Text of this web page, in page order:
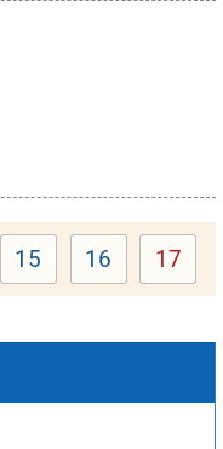
Page
15 Page
16 Page
17